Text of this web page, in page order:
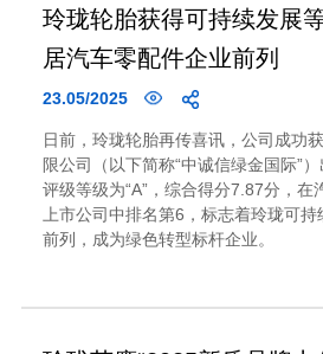
玲珑轮胎获得可持续发展
居汽车零配件企业前列
23.05/2025
日前，玲珑轮胎再传喜讯，公司成功
限公司（以下简称“中诚信绿金国际”
评级等级为“A”，综合得分7.87分，在
上市公司中排名第6，标志着玲珑可
前列，成为绿色转型标杆企业。